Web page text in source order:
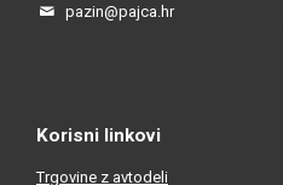
pazin@pajca.hr
Korisni linkovi
Trgovine z avtodeli